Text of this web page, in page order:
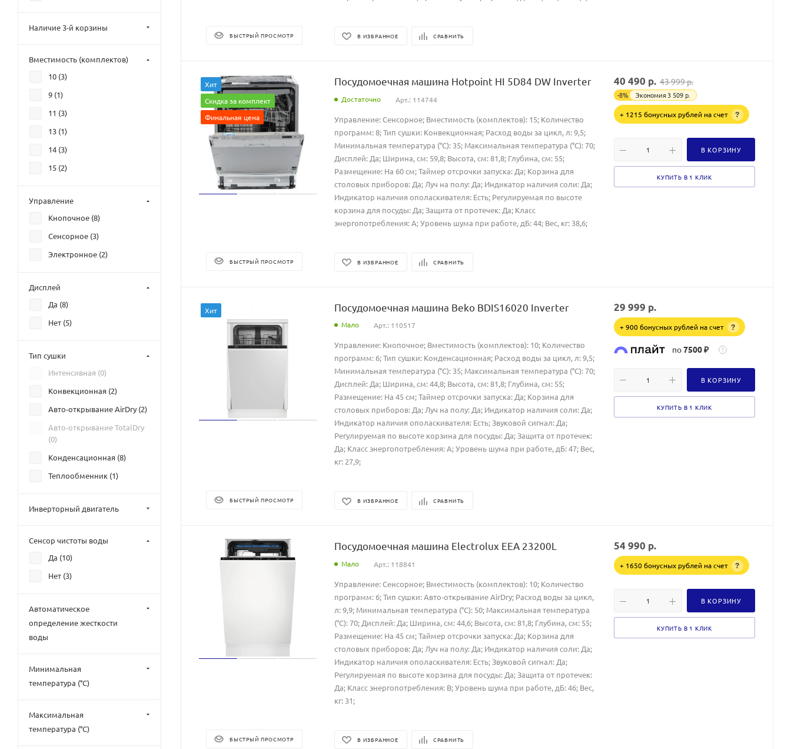
БЫСТРЫЙ ПРОСМОТР В ИЗБРАННОЕ СРАВНИТЬ
Хит
Скидка за комплект
Финальная цена
БЫСТРЫЙ ПРОСМОТР
Посудомоечная машина Hotpoint HI 5D84 DW Inverter
Достаточно Арт.: 114744
Управление: Сенсорное; Вместимость (комплектов): 15; Количество
программ: 8; Тип сушки: Конвекционная; Расход воды за цикл, л: 9,5;
Минимальная температура (°C): 35; Максимальная температура (°C): 70;
Дисплей: Да; Ширина, см: 59,8; Высота, см: 81,8; Глубина, см: 55;
Размещение: На 60 см; Таймер отсрочки запуска: Да; Корзина для
столовых приборов: Да; Луч на полу: Да; Индикатор наличия соли: Да;
Индикатор наличия ополаскивателя: Есть; Регулируемая по высоте
корзина для посуды: Да; Защита от протечек: Да; Класс
энергопотребления: A; Уровень шума при работе, дБ: 44; Вес, кг: 38,6;
В ИЗБРАННОЕ СРАВНИТЬ
40 490 р. 43 999р.
-8% Экономия3 509р.
+ 1215 бонусных рублей на счет ?
В КОРЗИНУ
КУПИТЬ В 1 КЛИК
Хит
БЫСТРЫЙ ПРОСМОТР
Посудомоечная машина Beko BDIS16020 Inverter
Мало Арт.: 110517
Управление: Кнопочное; Вместимость (комплектов): 10; Количество
программ: 6; Тип сушки: Конденсационная; Расход воды за цикл, л: 9,5;
Минимальная температура (°C): 35; Максимальная температура (°C): 70;
Дисплей: Да; Ширина, см: 44,8; Высота, см: 81,8; Глубина, см: 55;
Размещение: На 45 см; Таймер отсрочки запуска: Да; Корзина для
столовых приборов: Да; Луч на полу: Да; Индикатор наличия соли: Да;
Индикатор наличия ополаскивателя: Есть; Звуковой сигнал: Да;
Регулируемая по высоте корзина для посуды: Да; Защита от протечек:
Да; Класс энергопотребления: A; Уровень шума при работе, дБ: 47; Вес,
кг: 27,9;
В ИЗБРАННОЕ СРАВНИТЬ
29 999 р.
+ 900 бонусных рублей на счет ?
по7500 ₽ ?
В КОРЗИНУ
КУПИТЬ В 1 КЛИК
БЫСТРЫЙ ПРОСМОТР
Посудомоечная машина Electrolux EEA 23200L
Мало Арт.: 118841
Управление: Сенсорное; Вместимость (комплектов): 10; Количество
программ: 6; Тип сушки: Авто-открывание AirDry; Расход воды за цикл,
л: 9,9; Минимальная температура (°C): 50; Максимальная температура
(°C): 70; Дисплей: Да; Ширина, см: 44,6; Высота, см: 81,8; Глубина, см: 55;
Размещение: На 45 см; Таймер отсрочки запуска: Да; Корзина для
столовых приборов: Да; Луч на полу: Да; Индикатор наличия соли: Да;
Индикатор наличия ополаскивателя: Есть; Звуковой сигнал: Да;
Регулируемая по высоте корзина для посуды: Да; Защита от протечек:
Да; Класс энергопотребления: B; Уровень шума при работе, дБ: 46; Вес,
кг: 31;
В ИЗБРАННОЕ СРАВНИТЬ
54 990 р.
+ 1650 бонусных рублей на счет ?
В КОРЗИНУ
КУПИТЬ В 1 КЛИК
Наличие 3-й корзины
Вместимость (комплектов)
10 (3)
9 (1)
11 (3)
13 (1)
14 (3)
15 (2)
Управление
Кнопочное (8)
Сенсорное (3)
Электронное (2)
Дисплей
Да (8)
Нет (5)
Тип сушки
Интенсивная (0)
Конвекционная (2)
Авто-открывание AirDry (2)
Авто-открывание TotalDry
(0)
Конденсационная (8)
Теплообменник (1)
Инверторный двигатель
Сенсор чистоты воды
Да (10)
Нет (3)
Автоматическое
определение жесткости
воды
Минимальная
температура (°C)
Максимальная
температура (°C)